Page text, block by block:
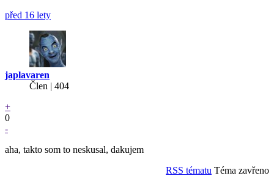
před 16 lety
japlavaren
Člen | 404
+
0
-
aha, takto som to neskusal, dakujem
RSS tématu Téma zavřeno